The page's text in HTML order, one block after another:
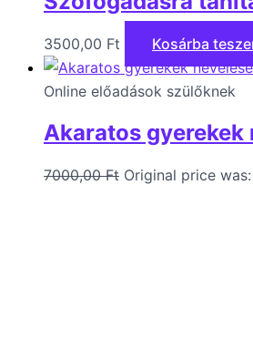
3500,00 Ft Kosárba
Online előadások szülőknek
Akaratos gyerekek
7000,00Ft Original price